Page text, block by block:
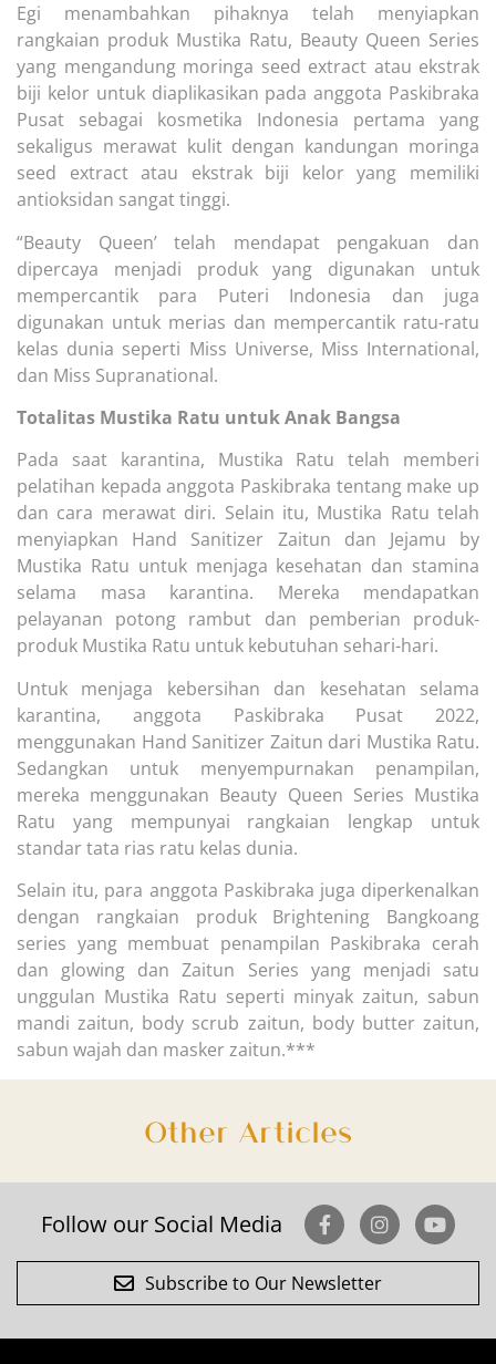
Egi menambahkan pihaknya telah menyiapkan
rangkaian produk Mustika Ratu, Beauty Queen Series
yang mengandung moringa seed extract atau ekstrak
biji kelor untuk diaplikasikan pada anggota Paskibraka
Pusat sebagai kosmetika Indonesia pertama yang
sekaligus merawat kulit dengan kandungan moringa
seed extract atau ekstrak biji kelor yang memiliki
antioksidan sangat tinggi.
“Beauty Queen’ telah mendapat pengakuan dan
dipercaya menjadi produk yang digunakan untuk
mempercantik para Puteri Indonesia dan juga
digunakan untuk merias dan mempercantik ratu-ratu
kelas dunia seperti Miss Universe, Miss International,
dan Miss Supranational.
Totalitas Mustika Ratu untuk Anak Bangsa
Pada saat karantina, Mustika Ratu telah memberi
pelatihan kepada anggota Paskibraka tentang make up
dan cara merawat diri. Selain itu, Mustika Ratu telah
menyiapkan Hand Sanitizer Zaitun dan Jejamu by
Mustika Ratu untuk menjaga kesehatan dan stamina
selama masa karantina. Mereka mendapatkan
pelayanan potong rambut dan pemberian produk-
produk Mustika Ratu untuk kebutuhan sehari-hari.
Untuk menjaga kebersihan dan kesehatan selama
karantina, anggota Paskibraka Pusat 2022,
menggunakan Hand Sanitizer Zaitun dari Mustika Ratu.
Sedangkan untuk menyempurnakan penampilan,
mereka menggunakan Beauty Queen Series Mustika
Ratu yang mempunyai rangkaian lengkap untuk
standar tata rias ratu kelas dunia.
Selain itu, para anggota Paskibraka juga diperkenalkan
dengan rangkaian produk Brightening Bangkoang
series yang membuat penampilan Paskibraka cerah
dan glowing dan Zaitun Series yang menjadi satu
unggulan Mustika Ratu seperti minyak zaitun, sabun
mandi zaitun, body scrub zaitun, body butter zaitun,
sabun wajah dan masker zaitun.***
Other Articles
Follow our Social Media
Subscribe to Our Newsletter